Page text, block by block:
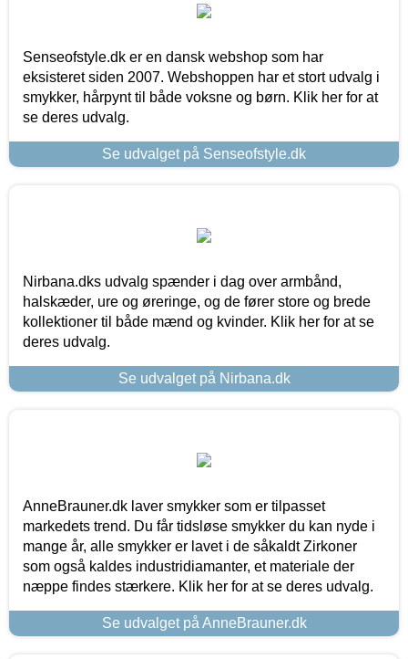
Senseofstyle.dk er en dansk webshop som har
eksisteret siden 2007. Webshoppen har et stort udvalg i
smykker, hårpynt til både voksne og børn. Klik her for at
se deres udvalg.
Se udvalget på Senseofstyle.dk
Nirbana.dks udvalg spænder i dag over armbånd,
halskæder, ure og øreringe, og de fører store og brede
kollektioner til både mænd og kvinder. Klik her for at se
deres udvalg.
Se udvalget på Nirbana.dk
AnneBrauner.dk laver smykker som er tilpasset
markedets trend. Du får tidsløse smykker du kan nyde i
mange år, alle smykker er lavet i de såkaldt Zirkoner
som også kaldes industridiamanter, et materiale der
næppe findes stærkere. Klik her for at se deres udvalg.
Se udvalget på AnneBrauner.dk